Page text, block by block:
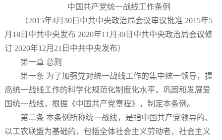
中国共产党统一战线工作条例
（2015年4月30日中共中央政治局会议审议批准 2015年5
月18日中共中央发布 2020年11月30日中共中央政治局会议修
订 2020年12月21日中共中央发布）
第一章 总则
第一条 为了加强党对统一战线工作的集中统一领导，提
高统一战线工作的科学化规范化制度化水平，巩固和发展爱
国统一战线，根据《中国共产党章程》，制定本条例。
第二条 本条例所称统一战线，是指中国共产党领导的、
以工农联盟为基础的，包括全体社会主义劳动者、社会主义